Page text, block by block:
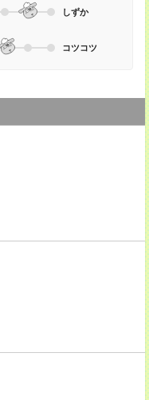
しずか
コツコツ